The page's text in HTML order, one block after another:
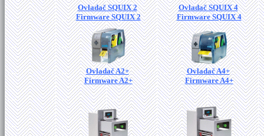
Ovladač SQUIX 2
Firmware SQUIX 2
Ovladač SQUIX 4
Firmware SQUIX 4
Ovladač A2+
Firmware A2+
Ovladač A4+
Firmware A4+